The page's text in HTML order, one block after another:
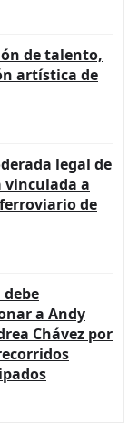
de talento,
artística de
legal de
vinculada a
ferroviario de
debe
a Andy
Chávez por